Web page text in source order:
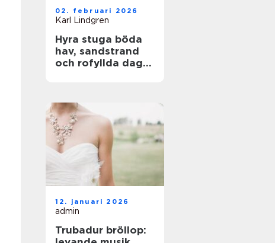
02. februari 2026
Karl Lindgren
Hyra stuga böda
hav, sandstrand
och rofyllda dagar
12. januari 2026
admin
Trubadur bröllop: